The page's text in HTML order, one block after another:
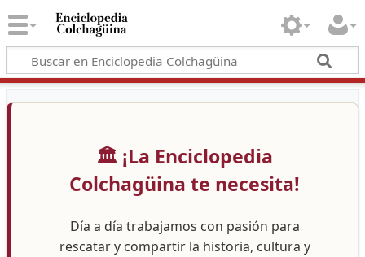
🏛️ ¡La Enciclopedia
Colchagüina te necesita!
Día a día trabajamos con pasión para
rescatar y compartir la historia, cultura y